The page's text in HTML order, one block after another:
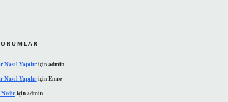
Nasıl Yapılıriçinadmin
Nasıl YapılıriçinEmre
Nediriçinadmin